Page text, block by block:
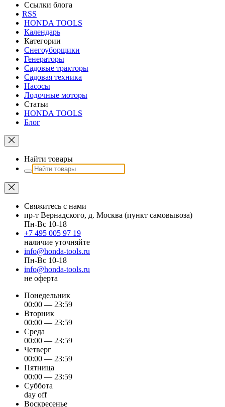
Ссылки блога
RSS
HONDA TOOLS
Календарь
Категории
Снегоуборщики
Генераторы
Садовые тракторы
Садовая техника
Насосы
Лодочные моторы
Статьи
HONDA TOOLS
Блог
Найти товары
Свяжитесь с нами
пр-т Вернадского, д. Москва (пункт самовывоза)
Пн-Вс 10-18
+7 495 005 97 19
наличие уточняйте
info@honda-tools.ru
Пн-Вс 10-18
info@honda-tools.ru
не оферта
Понедельник
00:00 — 23:59
Вторник
00:00 — 23:59
Среда
00:00 — 23:59
Четверг
00:00 — 23:59
Пятница
00:00 — 23:59
Суббота
day off
Воскресенье